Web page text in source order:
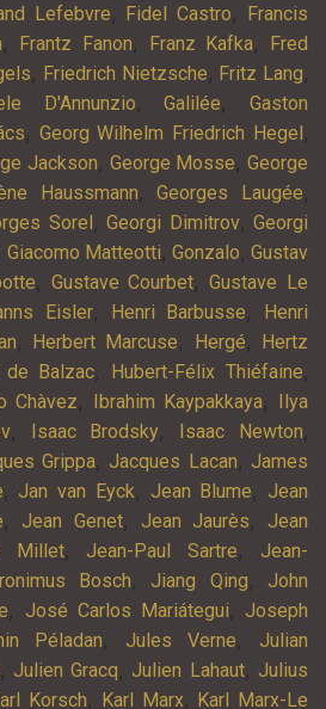
Lefebvre, Fidel Castro,
Francis
, Frantz Fanon, Franz Kafka,
Fred
, Friedrich Nietzsche, Fritz Lang,
D'Annunzio,Galilée,Gaston
, Georg Wilhelm Friedrich Hegel ,
Jackson, George Mosse,George
Haussmann,Georges Laugée,
Sorel , Georgi Dimitrov, Georgi
Giacomo Matteotti, Gonzalo,Gustav
, Gustave Courbet,Gustave Le
Eisler, Henri Barbusse,
Henri
, Herbert Marcuse, Hergé,
Hertz
de Balzac, Hubert-Félix Thiéfaine,
Chàvez, Ibrahim Kaypakkaya,
Ilya
, Isaac Brodsky, Isaac Newton,
Grippa, Jacques Lacan, James
, Jan van Eyck, Jean Blume, Jean
, Jean Genet, Jean Jaurès, Jean
Millet, Jean-Paul Sartre, Jean-
Bosch, Jiang Qing, John
, José Carlos Mariátegui, Joseph
Péladan, Jules Verne, Julian
, Julien Gracq, Julien Lahaut, Julius
Korsch, Karl Marx, Karl Marx-Le